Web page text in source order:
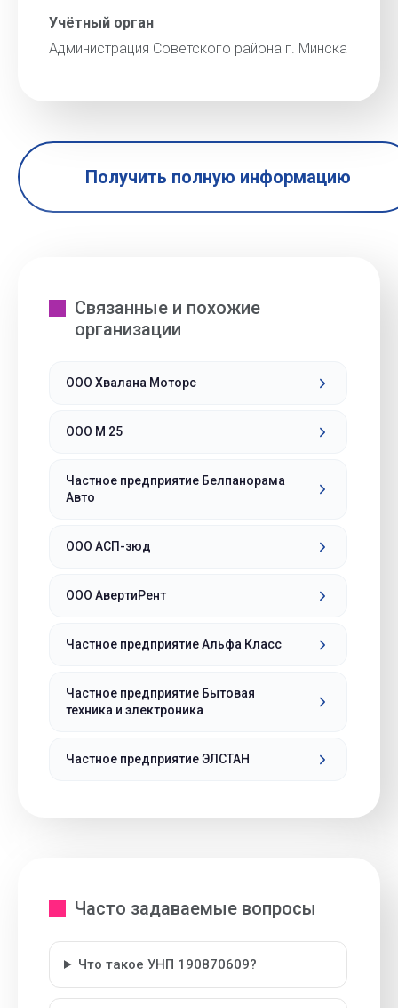
Учётный орган
Администрация Советского района г. Минска
Получить полную информацию
Связанные и похожие
организации
ООО Хвалана Моторс
ООО М 25
Частное предприятие Белпанорама
Авто
ООО АСП-зюд
ООО АвертиРент
Частное предприятие Альфа Класс
Частное предприятие Бытовая
техника и электроника
Частное предприятие ЭЛСТАН
Часто задаваемые вопросы
Что такое УНП 190870609?